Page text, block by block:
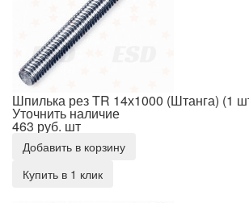
Шпилька рез TR 14х1000 (Штанга) (1
Уточнить наличие
463 руб. шт
Добавить в корзину
Купить в 1 клик